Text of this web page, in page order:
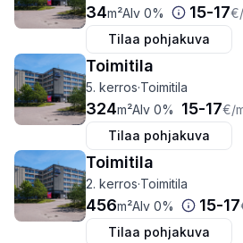
34m²Alv 0% 15-17€
Tilaa pohjakuva
Toimitila
5. kerros·Toimitila
324m²Alv 0% 15-17€/
Tilaa pohjakuva
Toimitila
2. kerros·Toimitila
456m²Alv 0% 15-17
Tilaa pohjakuva